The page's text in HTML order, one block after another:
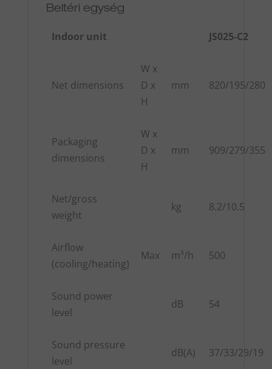
Beltéri egység
Indoor unit JS025-C2
Net dimensions
W x
D x
H
mm 820/195/280
Packaging
dimensions
W x
D x
H
mm 909/279/355
Net/gross
weight
kg 8.2/10.5
Airflow
(cooling/heating)
Max m³/h 500
Sound power
level
dB 54
Sound pressure
level
dB(A) 37/33/29/19